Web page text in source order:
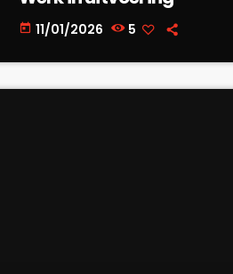
today 11/01/2026 5